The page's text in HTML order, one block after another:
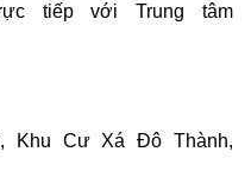
tiếp với Trung tâm
Khu Cư Xá Đô Thành,